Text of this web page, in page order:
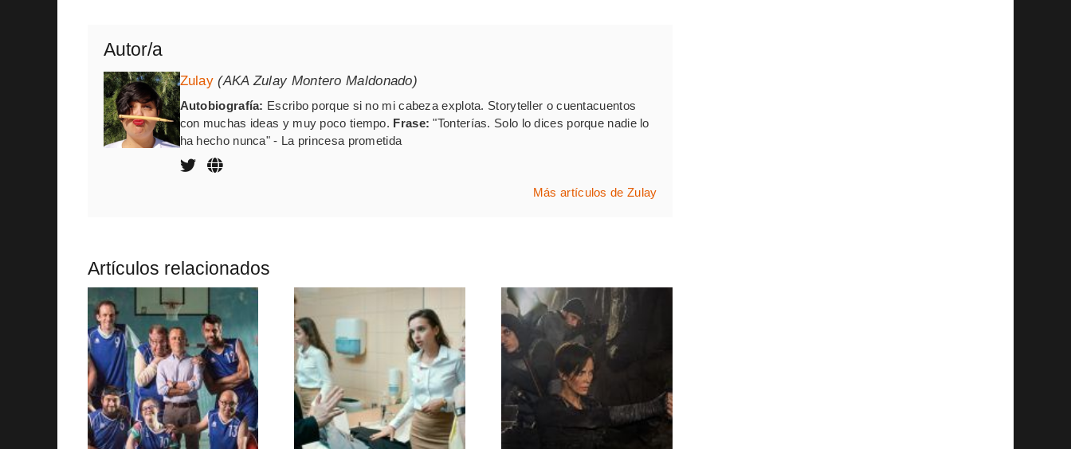
Autor/a
Zulay (AKA Zulay Montero Maldonado)
Autobiografía: Escribo porque si no mi cabeza explota. Storyteller o cuentacuentos
con muchas ideas y muy poco tiempo. Frase: "Tonterías. Solo lo dices porque nadie lo
ha hecho nunca" - La princesa prometida
Más artículos de Zulay
Artículos relacionados